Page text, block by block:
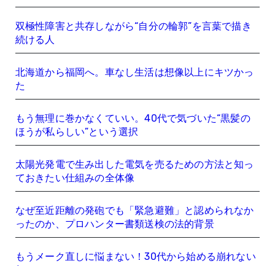
双極性障害と共存しながら“自分の輪郭”を言葉で描き
続ける人
北海道から福岡へ。車なし生活は想像以上にキツかっ
た
もう無理に巻かなくていい。40代で気づいた“黒髪の
ほうが私らしい”という選択
太陽光発電で生み出した電気を売るための方法と知っ
ておきたい仕組みの全体像
なぜ至近距離の発砲でも「緊急避難」と認められなか
ったのか、プロハンター書類送検の法的背景
もうメーク直しに悩まない！30代から始める崩れない